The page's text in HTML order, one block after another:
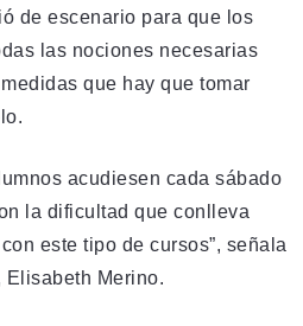
de escenario para que los
las nociones necesarias
que hay que tomar
acudiesen cada sábado
la dificultad que conlleva
este tipo de cursos”, señala
Elisabeth Merino.